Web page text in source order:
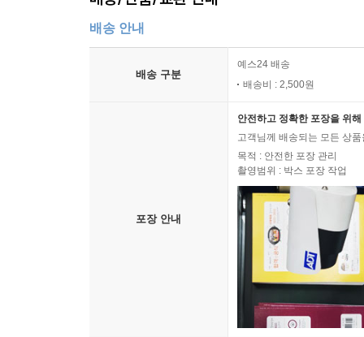
배송 안내
배송 구분
예스24 배송
배송비 : 2,500원
포장 안내
안전하고 정확한 포장을 위
고객님께 배송되는 모든 상
목적 : 안전한 포장 관리
촬영범위 : 박스 포장 작업